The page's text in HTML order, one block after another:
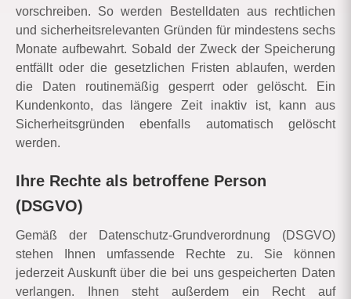
vorschreiben. So werden Bestelldaten aus rechtlichen
und sicherheitsrelevanten Gründen für mindestens sechs
Monate aufbewahrt. Sobald der Zweck der Speicherung
entfällt oder die gesetzlichen Fristen ablaufen, werden
die Daten routinemäßig gesperrt oder gelöscht. Ein
Kundenkonto, das längere Zeit inaktiv ist, kann aus
Sicherheitsgründen ebenfalls automatisch gelöscht
werden.
Ihre Rechte als betroffene Person
(DSGVO)
Gemäß der Datenschutz-Grundverordnung (DSGVO)
stehen Ihnen umfassende Rechte zu. Sie können
jederzeit Auskunft über die bei uns gespeicherten Daten
verlangen. Ihnen steht außerdem ein Recht auf